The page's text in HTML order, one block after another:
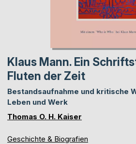
Klaus Mann. Ein
Fluten der Zeit
Bestandsaufnahme und kritische
Leben und Werk
Thomas O. H. Kaiser
Geschichte & Biografien